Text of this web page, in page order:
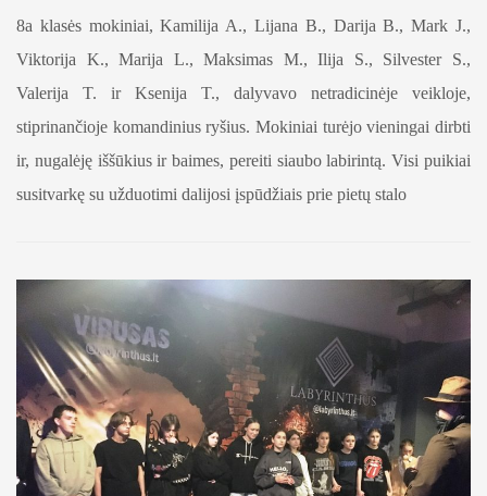
8a klasės mokiniai, Kamilija A., Lijana B., Darija B., Mark J.,
Viktorija K., Marija L., Maksimas M., Ilija S., Silvester S.,
Valerija T. ir Ksenija T., dalyvavo netradicinėje veikloje,
stiprinančioje komandinius ryšius. Mokiniai turėjo vieningai dirbti
ir, nugalėję iššūkius ir baimes, pereiti siaubo labirintą. Visi puikiai
susitvarkę su užduotimi dalijosi įspūdžiais prie pietų stalo